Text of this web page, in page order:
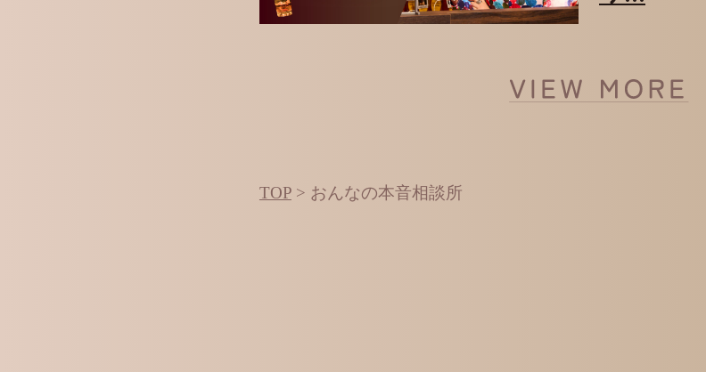
TOP> おんなの本音相談所